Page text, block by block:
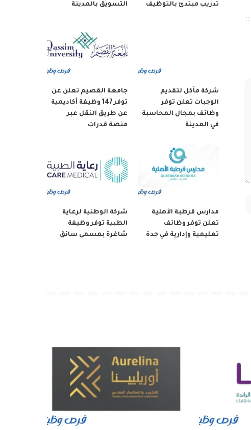
تدريب مبتدئ بالتوظيف
التسويق بالمدينة
شركة مأكل لتقديم
الوجبات تعلن توفر
وظائف بمجال المحاسبة
في المدينة
جامعة القصيم تعلن عن
توفر 147 وظيفة أكاديمية
عن طريق النقل عبر
منصة قدرات
مدارس قرطبة الأهلية
تعلن توفر وظائف
تعليمية وإدارية في جدة
شركة الوطنية لرعاية
الطبية توفر وظيفة
شاغرة بمسمى سائق